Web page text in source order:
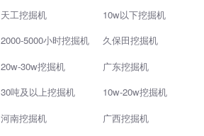
天工挖掘机
10w以下挖掘机
2000-5000小时挖掘机
久保田挖掘机
20w-30w挖掘机
广东挖掘机
30吨及以上挖掘机
10w-20w挖掘机
河南挖掘机
广西挖掘机